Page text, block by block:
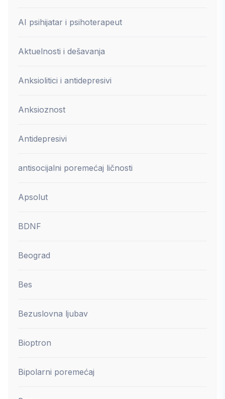
AI psihijatar i psihoterapeut
Aktuelnosti i dešavanja
Anksiolitici i antidepresivi
Anksioznost
Antidepresivi
antisocijalni poremećaj ličnosti
Apsolut
BDNF
Beograd
Bes
Bezuslovna ljubav
Bioptron
Bipolarni poremećaj